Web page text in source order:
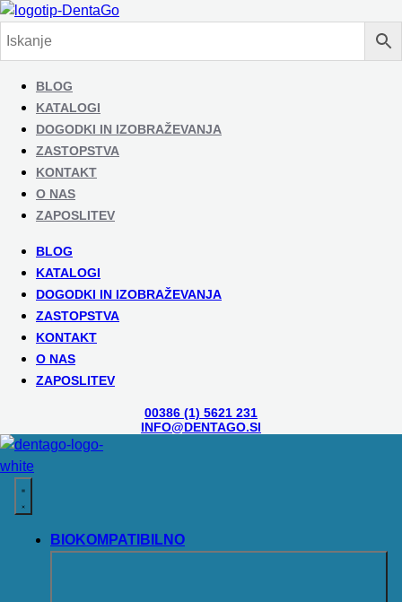
BLOG
KATALOGI
DOGODKI IN IZOBRAŽEVANJA
ZASTOPSTVA
KONTAKT
O NAS
ZAPOSLITEV
BLOG
KATALOGI
DOGODKI IN IZOBRAŽEVANJA
ZASTOPSTVA
KONTAKT
O NAS
ZAPOSLITEV
00386 (1) 5621 231
INFO@DENTAGO.SI
BIOKOMPATIBILNO